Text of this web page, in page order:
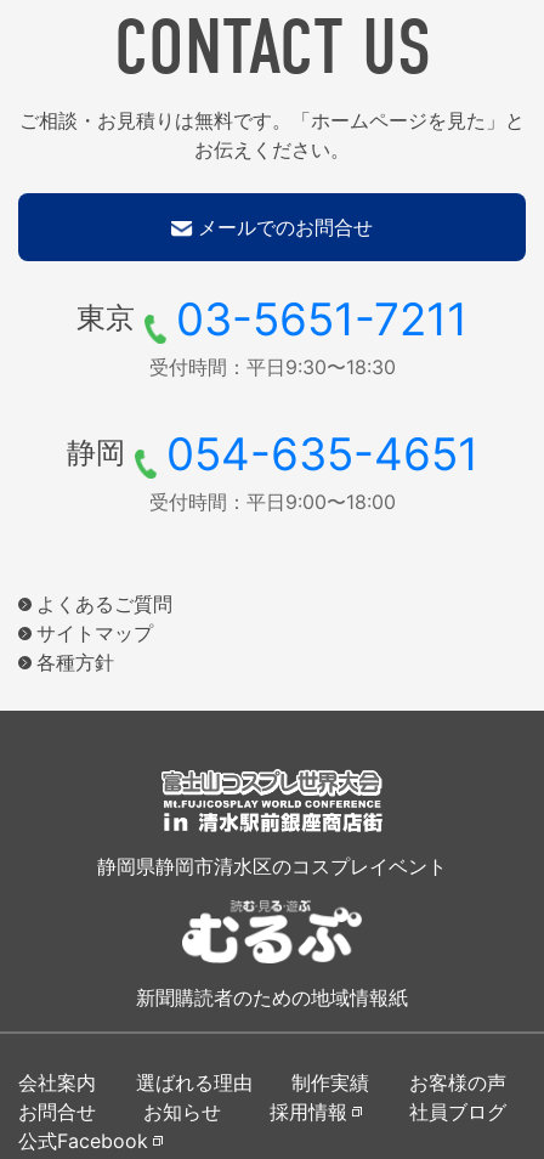
CONTACT US
ご相談・お見積りは無料です。「ホームページを見た」と
お伝えください。
メールでのお問合せ
東京 03-5651-7211
受付時間：平日9:30〜18:30
静岡 054-635-4651
受付時間：平日9:00〜18:00
よくあるご質問
サイトマップ
各種方針
静岡県静岡市清水区のコスプレイベント
新聞購読者のための地域情報紙
会社案内 選ばれる理由 制作実績
お客様の声
お問合せ
お知らせ 採用情報
社員ブログ
公式Facebook